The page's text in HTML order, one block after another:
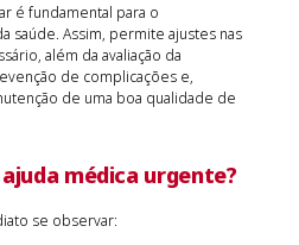
é fundamental para o
saúde. Assim, permite ajustes nas
além da avaliação da
de complicações e,
de uma boa qualidade de
médica urgente?
se observar: